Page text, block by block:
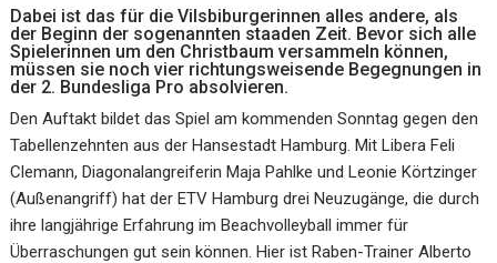
Dabei ist das für die Vilsbiburgerinnen alles andere, als
der Beginn der sogenannten staaden Zeit. Bevor sich alle
Spielerinnen um den Christbaum versammeln können,
müssen sie noch vier richtungsweisende Begegnungen in
der 2. Bundesliga Pro absolvieren.
Den Auftakt bildet das Spiel am kommenden Sonntag gegen den
Tabellenzehnten aus der Hansestadt Hamburg. Mit Libera Feli
Clemann, Diagonalangreiferin Maja Pahlke und Leonie Körtzinger
(Außenangriff) hat der ETV Hamburg drei Neuzugänge, die durch
ihre langjährige Erfahrung im Beachvolleyball immer für
Überraschungen gut sein können. Hier ist Raben-Trainer Alberto